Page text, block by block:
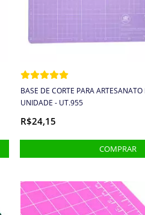
BASE DE CORTE PARA ARTESANATO
UNIDADE - UT.955
R$24,15